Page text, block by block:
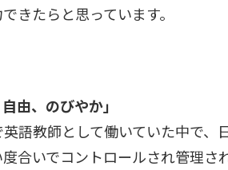
きたらと思っています。
由、のびやか」
語教師として働いていた中で、
合いでコントロールされ管理さ